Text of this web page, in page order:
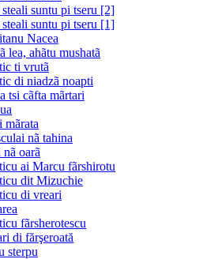
suntu pi tseru [2]
suntu pi tseru [1]
Nacea
lea, ahãtu mushatã
ti vrutã
di niadzã noapti
tsi cãfta mãrtari
nã tahina
oarã
ai Marcu fãrshirotu
dit Mizuchie
di vreari
fãrsherotescu
di fărşeroată
sterpu